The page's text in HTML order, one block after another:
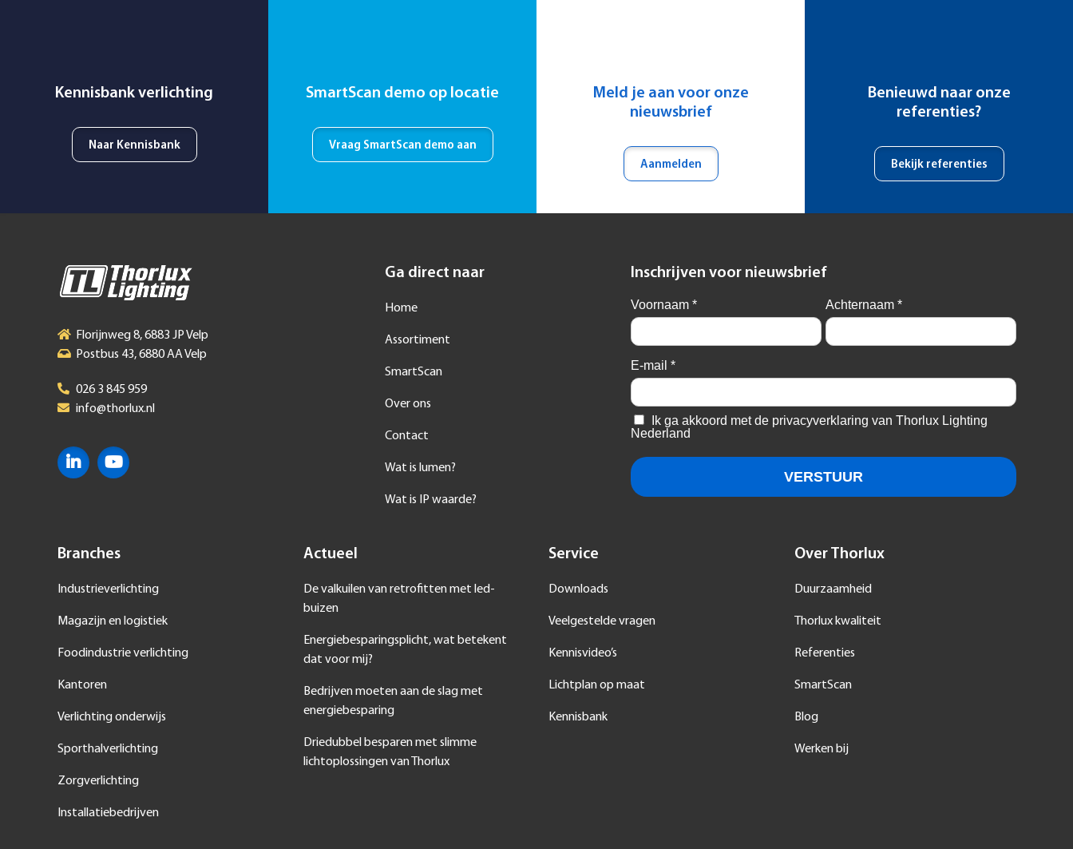
Kennisbank verlichting
Naar Kennisbank
SmartScan demo op locatie
Vraag SmartScan demo aan
Meld je aan voor onze
nieuwsbrief
Aanmelden
Benieuwd naar onze
referenties?
Bekijk referenties
Florijnweg 8, 6883 JP Velp
Postbus 43, 6880 AA Velp
026 3 845 959
info@thorlux.nl
Ga direct naar
Home
Assortiment
SmartScan
Over ons
Contact
Wat is lumen?
Wat is IP waarde?
Inschrijven voor nieuwsbrief
Branches
Industrieverlichting
Magazijn en logistiek
Foodindustrie verlichting
Kantoren
Verlichting onderwijs
Sporthalverlichting
Zorgverlichting
Installatiebedrijven
Actueel
De valkuilen van retrofitten met led-
buizen
Energiebesparingsplicht, wat betekent
dat voor mij?
Bedrijven moeten aan de slag met
energiebesparing
Driedubbel besparen met slimme
lichtoplossingen van Thorlux
Service
Downloads
Veelgestelde vragen
Kennisvideo’s
Lichtplan op maat
Kennisbank
Over Thorlux
Duurzaamheid
Thorlux kwaliteit
Referenties
SmartScan
Blog
Werken bij